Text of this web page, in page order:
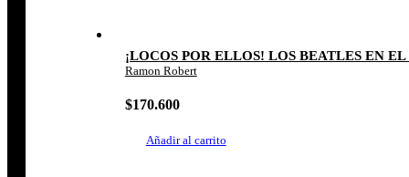
¡LOCOS POR ELLOS! LOS BEATLES EN
Ramon Robert
$170.600
Añadir al carrito